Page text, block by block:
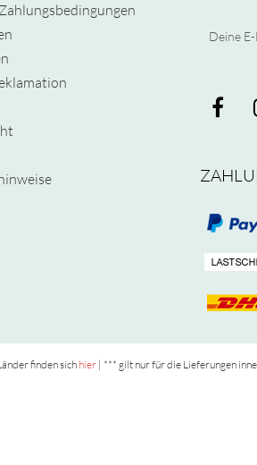
finden sich hier| *** gilt nur für die Lieferungen